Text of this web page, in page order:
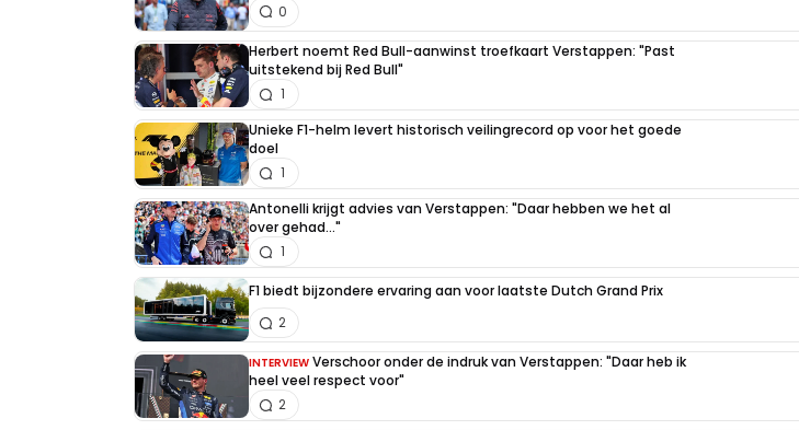
0
Herbert noemt Red Bull-aanwinst troefkaart Verstappen: "Past
uitstekend bij Red Bull"
1
Unieke F1-helm levert historisch veilingrecord op voor het goede
doel
1
Antonelli krijgt advies van Verstappen: "Daar hebben we het al
over gehad..."
1
F1 biedt bijzondere ervaring aan voor laatste Dutch Grand Prix
2
INTERVIEW Verschoor onder de indruk van Verstappen: "Daar heb ik
heel veel respect voor"
2